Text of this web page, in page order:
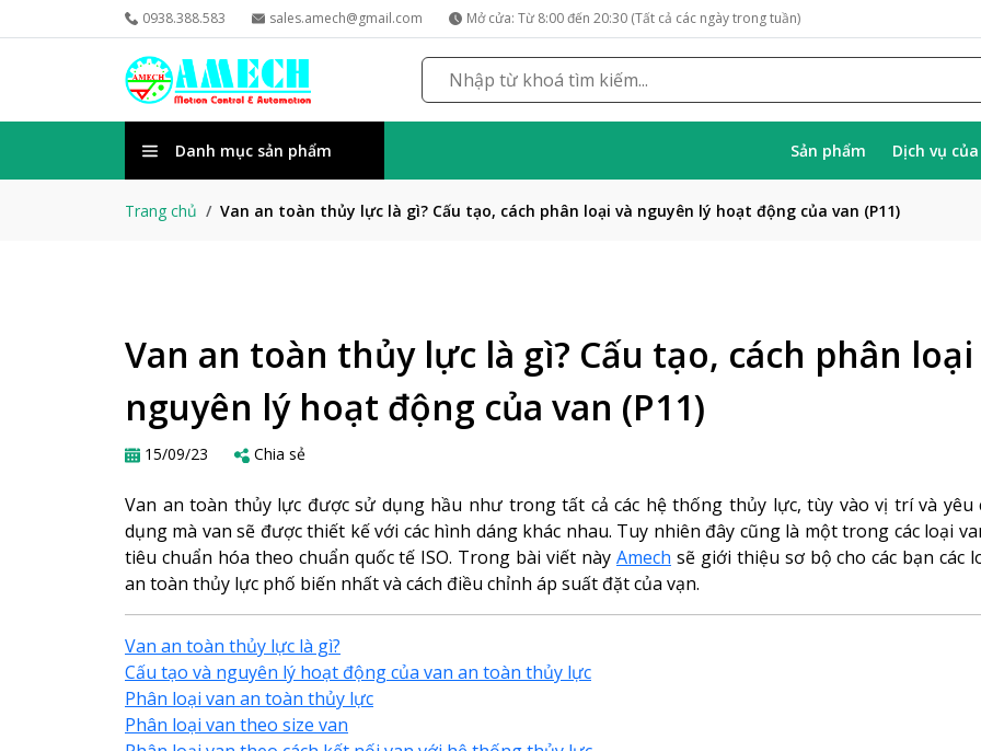
0938.388.583 sales.amech@gmail.com Mở cửa: Từ 8:00 đến 20:30 (Tất cả các ngày trong tuần)
Danh mục sản phẩm Sản phẩm Dịch vụ
Trang chủ Van an toàn thủy lực là gì? Cấu tạo, cách phân loại và nguyên lý hoạt động của van (P11)
Van an toàn thủy lực là gì? Cấu tạo, cách phân loại
nguyên lý hoạt động của van (P11)
15/09/23 Chia sẻ
Van an toàn thủy lực được sử dụng hầu như trong tất cả các hệ thống thủy lực, tùy vào vị trí và yêu
dụng mà van sẽ được thiết kế với các hình dáng khác nhau. Tuy nhiên đây cũng là một trong các loại
tiêu chuẩn hóa theo chuẩn quốc tế ISO. Trong bài viết này Amech sẽ giới thiệu sơ bộ cho các bạn các
an toàn thủy lực phố biến nhất và cách điều chỉnh áp suất đặt của vạn.
Van an toàn thủy lực là gì?
Cấu tạo và nguyên lý hoạt động của van an toàn thủy lực
Phân loại van an toàn thủy lực
Phân loại van theo size van